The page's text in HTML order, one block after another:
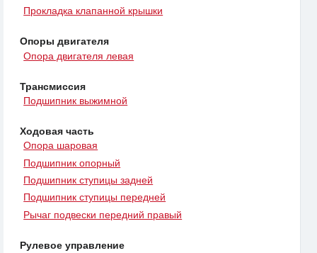
Прокладка клапанной крышки
Опоры двигателя
Опора двигателя левая
Трансмиссия
Подшипник выжимной
Ходовая часть
Опора шаровая
Подшипник опорный
Подшипник ступицы задней
Подшипник ступицы передней
Рычаг подвески передний правый
Рулевое управление